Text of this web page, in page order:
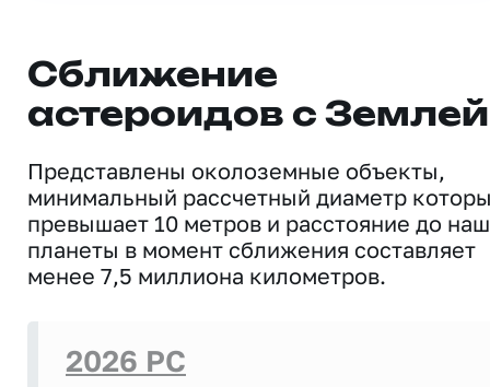
Сближение
астероидов с Землей
Представлены околоземные объекты,
минимальный рассчетный диаметр
превышает 10 метров и расстояние до
планеты в момент сближения составляет
менее 7,5 миллиона километров.
2026 PC